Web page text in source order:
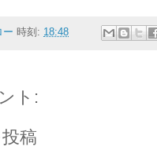
ー 時刻: 18:48
ト:
稿